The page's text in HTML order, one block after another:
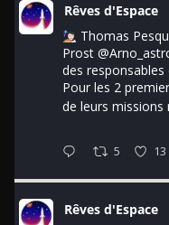
Rêves d'Espace
Thomas
Prost
des responsables
Pour les 2
de leurs missions
5 13
Rêves d'Espace